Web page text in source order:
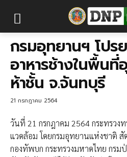
กรมอุทยานฯ โป
อาหารช้างในพื้นที่
ห้าชั้น จ.จันทบุรี
21 กรกฎาคม 2564
วันที่ 21 กรกฎาคม 2564 กระทรวง
แวดล้อม โดยกรมอุทยานแห่งชาติ
กองทัพบก กระทรวงมหาดไทย กร